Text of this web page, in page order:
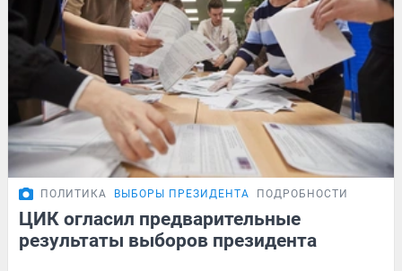
ПОЛИТИКА ВЫБОРЫ ПРЕЗИДЕНТА ПОДРОБНОСТИ
ЦИК огласил предварительные
результаты выборов президента